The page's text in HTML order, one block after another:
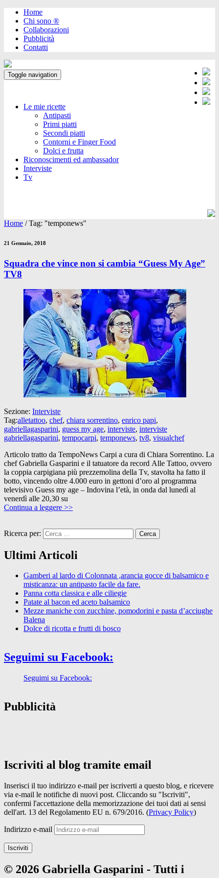
Home
Chi sono ®️
Collaborazioni
Pubblicità
Contatti
Toggle navigation
Le mie ricette
Antipasti
Primi piatti
Secondi piatti
Contorni e Finger Food
Dolci e frutta
Riconoscimenti ed ambassador
Interviste
Tv
Home /Tag: "temponews"
21 Gennaio, 2018
Squadra che vince non si cambia “Guess My Age”
TV8
Sezione: Interviste
Tag:alletattoo, chef, chiara sorrentino, enrico papi,
gabriellagasparini, guess my age, interviste, interviste
gabriellagasparini, tempocarpi, temponews, tv8, visualchef
Articolo tratto da TempoNews Carpi a cura di Chiara Sorrentino. La
chef Gabriella Gasparini e il tatuatore da record Alle Tattoo, ovvero
la coppia carpigiana più prezzemolina della Tv, stavolta ha fatto il
botto, vincendo oltre 4.000 euro in gettoni d’oro al programma
televisivo Guess my age – Indovina l’età, in onda dal lunedì al
venerdì alle 20,30 su
Continua a leggere >>
Ricerca per:
Ultimi Articoli
Gamberi al lardo di Colonnata ,arancia gocce di balsamico e
misticanza: un antipasto facile da fare.
Panna cotta classica e alle ciliegie
Patate al bacon ed aceto balsamico
Mezze maniche con zucchine, pomodorini e pasta d’acciughe
Balena
Dolce di ricotta e frutti di bosco
Seguimi su Facebook:
Seguimi su Facebook:
Pubblicità
Iscriviti al blog tramite email
Inserisci il tuo indirizzo e-mail per iscriverti a questo blog, e ricevere
via e-mail le notifiche di nuovi post. Cliccando su "Iscriviti",
confermi l'accettazione della memorizzazione dei tuoi dati ai sensi
dell'art. 13 del Regolamento EU n. 679/2016. (Privacy Policy)
Indirizzo e-mail
Iscriviti
© 2026 Gabriella Gasparini - Tutti i